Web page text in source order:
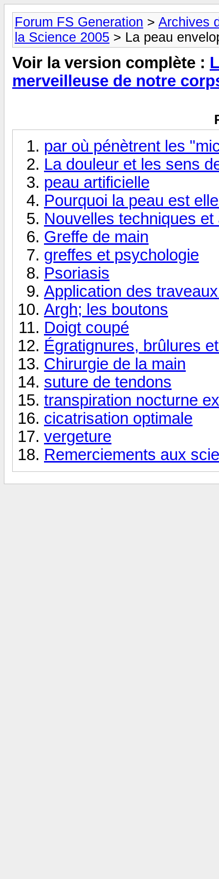
Forum FS Generation > Archives
la Science 2005 > La peau
Voir la version complète :
merveilleuse de notre
par où pénètrent les
La douleur et les sens
peau artificielle
Pourquoi la peau est
Nouvelles techniques et
Greffe de main
greffes et psychologie
Psoriasis
Application des
Argh; les boutons
Doigt coupé
Égratignures, brûlures
Chirurgie de la main
suture de tendons
transpiration nocturne
cicatrisation optimale
vergeture
Remerciements aux